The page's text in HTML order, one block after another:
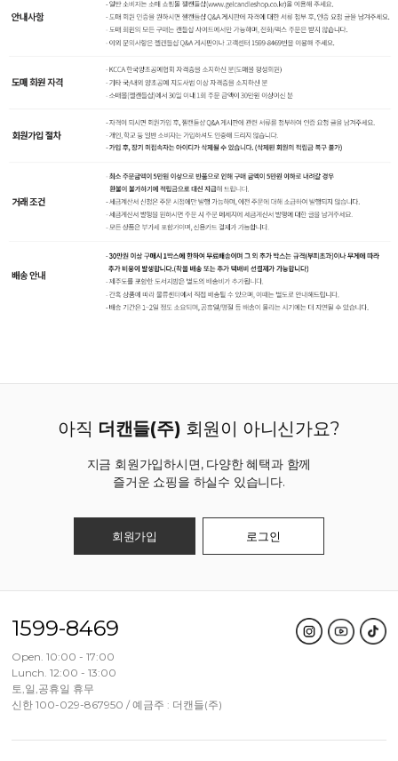
아직 더캔들(주) 회원이 아니신가요?
지금 회원가입하시면, 다양한 혜택과 함께
즐거운 쇼핑을 하실수 있습니다.
회원가입 로그인
1599-8469
Open. 10:00 - 17:00
Lunch. 12:00 - 13:00
토,일,공휴일 휴무
신한 100-029-867950 / 예금주 : 더캔들(주)